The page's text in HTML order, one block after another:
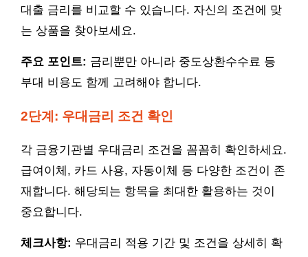
대출 금리를 비교할 수 있습니다. 자신의 조건에 맞
는 상품을 찾아보세요.
주요 포인트: 금리뿐만 아니라 중도상환수수료 등
부대 비용도 함께 고려해야 합니다.
2단계: 우대금리 조건 확인
각 금융기관별 우대금리 조건을 꼼꼼히 확인하세요.
급여이체, 카드 사용, 자동이체 등 다양한 조건이 존
재합니다. 해당되는 항목을 최대한 활용하는 것이
중요합니다.
체크사항: 우대금리 적용 기간 및 조건을 상세히 확